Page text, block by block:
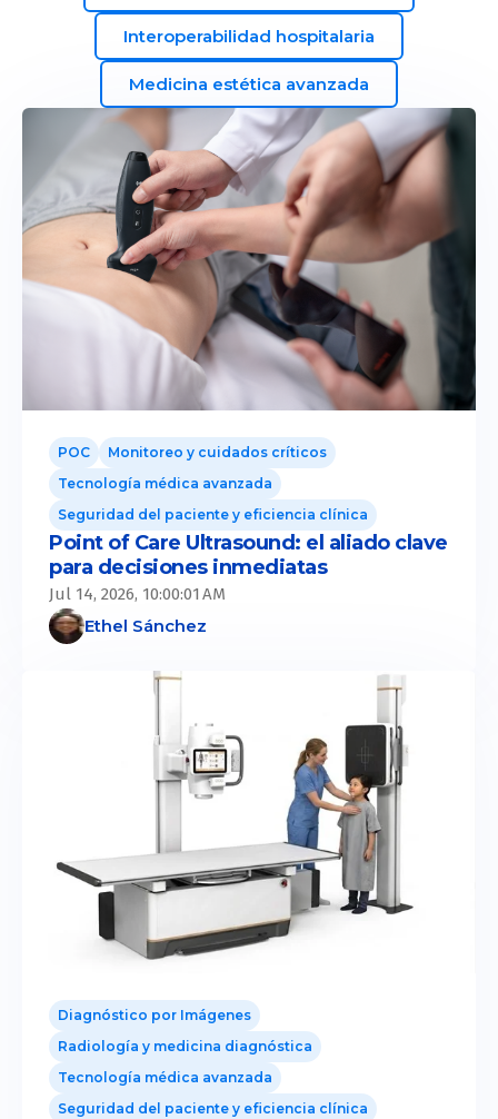
Interoperabilidad hospitalaria
Medicina estética avanzada
POC
Monitoreo y cuidados críticos
Tecnología médica avanzada
Seguridad del paciente y eficiencia clínica
Point of Care Ultrasound: el aliado clave
para decisiones inmediatas
Jul 14, 2026, 10:00:01 AM
Ethel Sánchez
Diagnóstico por Imágenes
Radiología y medicina diagnóstica
Tecnología médica avanzada
Seguridad del paciente y eficiencia clínica